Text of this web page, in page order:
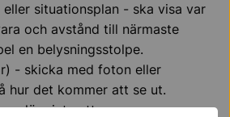
situationsplan - ska visa var
och avstånd till närmaste
en belysningsstolpe.
- skicka med foton eller
hur det kommer att se ut.
- glöm inte att ange